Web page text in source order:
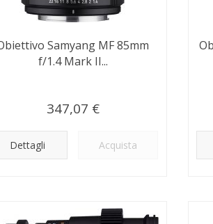
Samyang MF 85mm
f/1.4 Mark II...
347,07 €
Dettagli Acquista